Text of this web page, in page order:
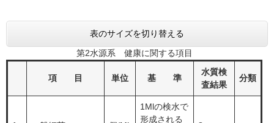
表のサイズを切り替える
第2水源系 健康に関する項目
項 目 単位 基 準
水質検
査結果
分類
1Mlの検水で
形成される